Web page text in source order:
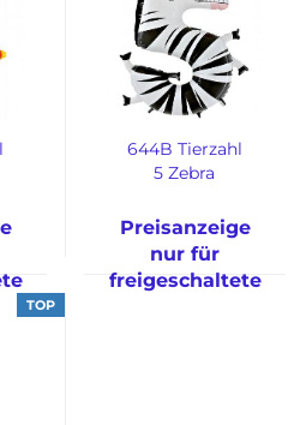
644B Tierzahl
5 Zebra
Preisanzeige
nur für
freigeschaltete
TOP